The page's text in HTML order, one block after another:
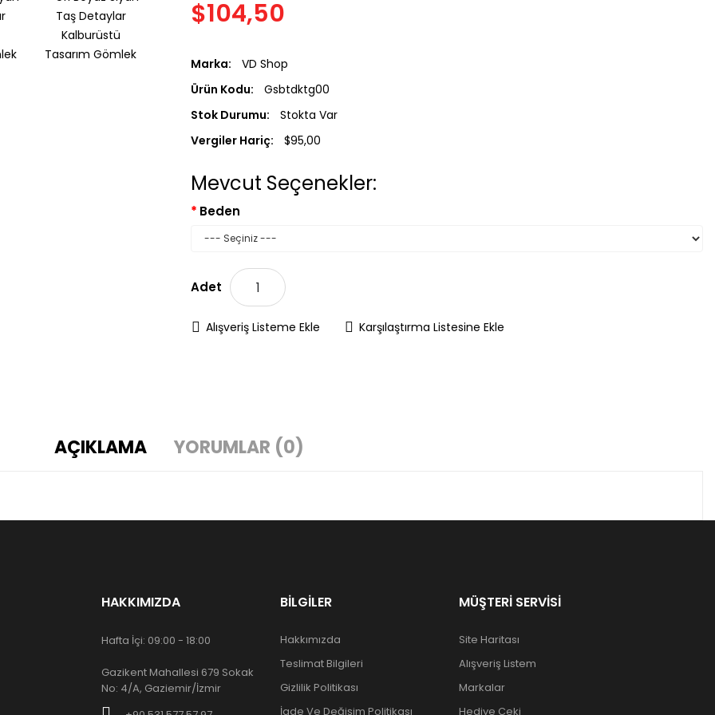
$104,50
Marka:
VD Shop
Ürün Kodu:
Gsbtdktg00
Stok Durumu:
Stokta Var
Vergiler Hariç:
$95,00
Mevcut Seçenekler:
Beden
Adet
Alışveriş Listeme Ekle Karşılaştırma Listesine Ekle
AÇIKLAMA YORUMLAR (0)
HAKKIMIZDA
Hafta İçi: 09:00 - 18:00
Gazikent Mahallesi 679 Sokak
No: 4/A, Gaziemir/İzmir
BILGILER
Hakkımızda
Teslimat Bilgileri
Gizlilik Politikası
İade Ve Değişim Politikası
MÜŞTERI SERVISI
Site Haritası
Alışveriş Listem
Markalar
Hediye Çeki